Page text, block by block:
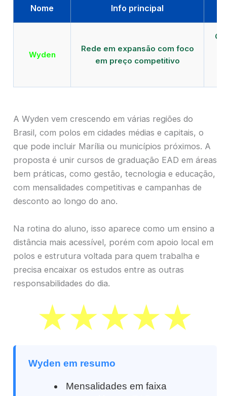
Nome Info principal
Wyden
Rede em expansão com foco
em preço competitivo
A Wyden vem crescendo em várias regiões do
Brasil, com polos em cidades médias e capitais, o
que pode incluir Marília ou municípios próximos. A
proposta é unir cursos de graduação EAD em áreas
bem práticas, como gestão, tecnologia e educação,
com mensalidades competitivas e campanhas de
desconto ao longo do ano.
Na rotina do aluno, isso aparece como um ensino a
distância mais acessível, porém com apoio local em
polos e estrutura voltada para quem trabalha e
precisa encaixar os estudos entre as outras
responsabilidades do dia.
Wyden em resumo
Mensalidades em faixa